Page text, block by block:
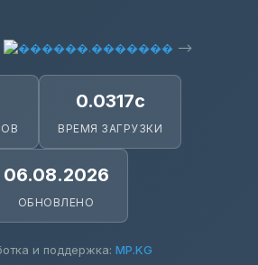
-->
0.0317с
ВРЕМЯ ЗАГРУЗКИ
06.08.2026
ОБНОВЛЕНО
и поддержка: MP.KG